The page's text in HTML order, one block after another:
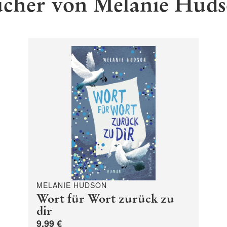
MELANIE HUDSON
Wort für Wort zurück zu
dir
9,99 €